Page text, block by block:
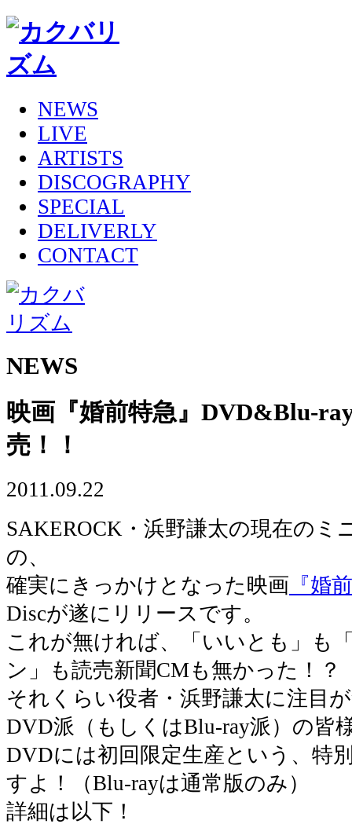
NEWS
LIVE
ARTISTS
DISCOGRAPHY
SPECIAL
DELIVERLY
CONTACT
NEWS
映画『婚前特急』DVD&Blu-
売！！
2011.09.22
SAKEROCK・浜野謙太の現在のミ
の、
確実にきっかけとなった映画 『婚
Discが遂にリリースです。
これが無ければ、「いいとも」も
ン」も読売新聞CMも無かった！？
それくらい役者・浜野謙太に注目
DVD派（もしくはBlu-ray派）の皆
DVDには初回限定生産という、特
すよ！（Blu-rayは通常版のみ）
詳細は以下！